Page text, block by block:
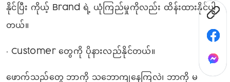
နိုင်ပြီး ကိုယ့် Brand ရဲ့ ယုံကြည်မှုကိုလည်း ထိန်းထားနိုင်ပါ
တယ်။
• Customer တွေကို ပိုနားလည်နိုင်တယ်။
ဖောက်သည်တွေ ဘာကို သဘောကျနေကြလဲ၊ ဘာကို မ